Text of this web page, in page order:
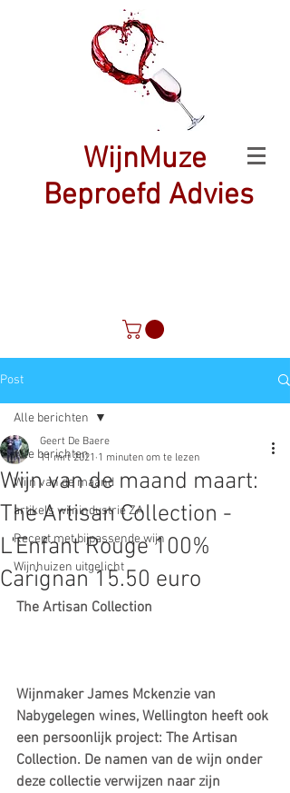
WijnMuze
Beproefd Advies
Post
Alle berichten
Wijn van de maand
artikels wijnindustrie ZA
Recept met bijpassende wijn
Wijnhuizen uitgelicht
Alle berichten
Wijn van de maand maart:
The Artisan Collection -
L'Enfant Rouge 100%
Carignan 15.50 euro
Geert De Baere
11 mrt 2021 1 minuten om te lezen
The Artisan Collection
Wijnmaker James Mckenzie van
Nabygelegen wines, Wellington heeft ook
een persoonlijk project: The Artisan
Collection. De namen van de wijn onder
deze collectie verwijzen naar zijn